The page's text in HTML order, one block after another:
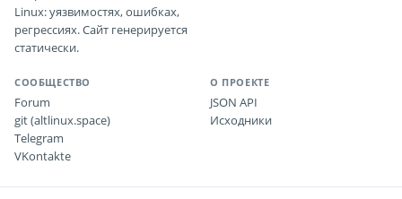
Linux: уязвимостях, ошибках,
регрессиях. Сайт генерируется
статически.
СООБЩЕСТВО
Forum
git (altlinux.space)
Telegram
VKontakte
О ПРОЕКТЕ
JSON API
Исходники